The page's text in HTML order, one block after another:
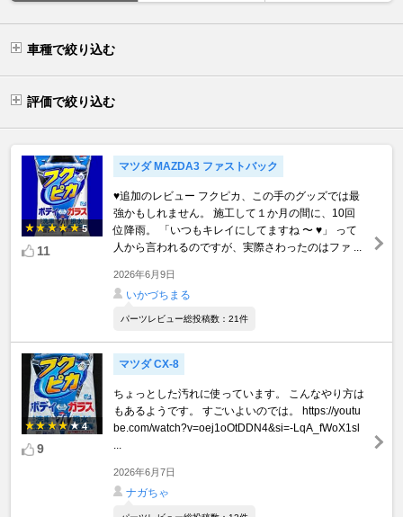
車種で絞り込む
評価で絞り込む
5
11
マツダ MAZDA3 ファストバック
♥️追加のレビュー フクピカ、この手のグッズでは最
強かもしれません。 施工して１か月の間に、10回
位降雨。 「いつもキレイにしてますね 〜 ♥」 って
人から言われるのですが、実際さわったのはファ ...
2026年6月9日
いかづちまる
パーツレビュー総投稿数：21件
4
9
マツダ CX-8
ちょっとした汚れに使っています。 こんなやり方は
もあるようです。 すごいよいのでは。 https://youtu
be.com/watch?v=oej1oOtDDN4&si=-LqA_fWoX1sl
...
2026年6月7日
ナガちゃ